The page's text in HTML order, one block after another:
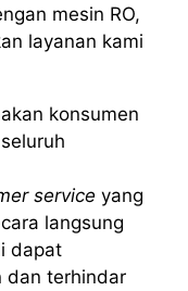
mesin RO,
layanan kami
konsumen
service yang
langsung
dapat
dan terhindar